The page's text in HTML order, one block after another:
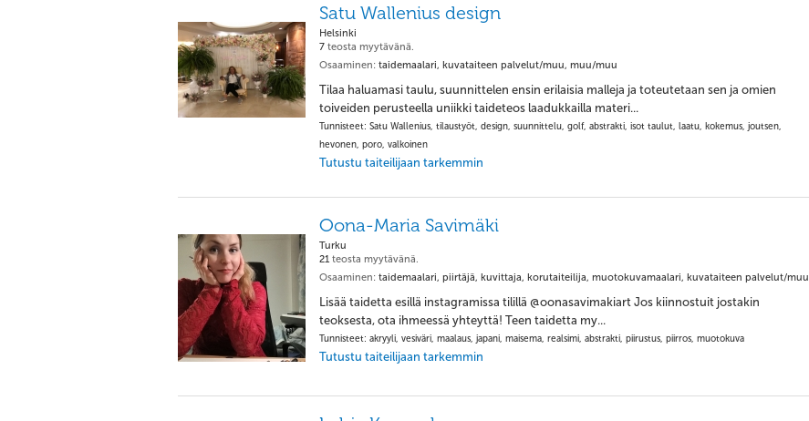
Satu Wallenius design
Helsinki
7 teosta myytävänä.
Osaaminen: taidemaalari, kuvataiteen palvelut/muu, muu/muu
Tilaa haluamasi taulu, suunnittelen ensin erilaisia malleja ja toteutetaan sen ja omien
toiveiden perusteella uniikki taideteos laadukkailla materi...
Tunnisteet: Satu Wallenius, tilaustyöt, design, suunnittelu, golf, abstrakti, isot taulut, laatu, kokemus, joutsen,
hevonen, poro, valkoinen
Tutustu taiteilijaan tarkemmin
Oona-Maria Savimäki
Turku
21 teosta myytävänä.
Osaaminen: taidemaalari, piirtäjä, kuvittaja, korutaiteilija, muotokuvamaalari, kuvataiteen palvelut/muu
Lisää taidetta esillä instagramissa tilillä @oonasavimakiart Jos kiinnostuit jostakin
teoksesta, ota ihmeessä yhteyttä! Teen taidetta my...
Tunnisteet: akryyli, vesiväri, maalaus, japani, maisema, realsimi, abstrakti, piirustus, piirros, muotokuva
Tutustu taiteilijaan tarkemmin